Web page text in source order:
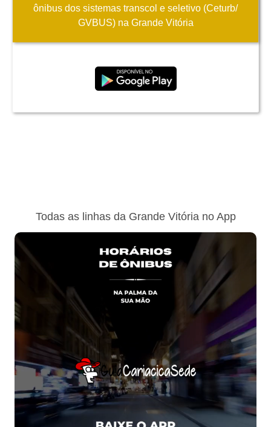
ônibus dos sistemas transcol e seletivo (Ceturb/
GVBUS) na Grande Vitória
Todas as linhas da Grande Vitória no App